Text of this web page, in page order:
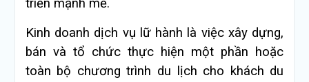
triển mạnh mẽ.
Kinh doanh dịch vụ lữ hành là việc xây dựng,
bán và tổ chức thực hiện một phần hoặc
toàn bộ chương trình du lịch cho khách du